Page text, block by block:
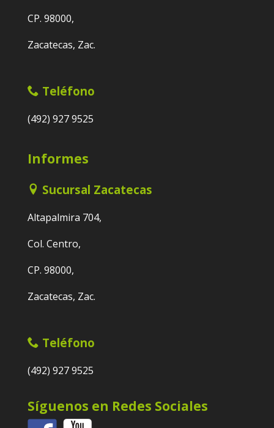
CP. 98000,
Zacatecas, Zac.
Teléfono
(492) 927 9525
Informes
Sucursal Zacatecas
Altapalmira 704,
Col. Centro,
CP. 98000,
Zacatecas, Zac.
Teléfono
(492) 927 9525
Síguenos en Redes Sociales